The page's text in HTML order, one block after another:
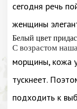
сегодня речь
женщины
Белый цвет
С возрастом
морщины, кожа
тускнеет.
подходить к